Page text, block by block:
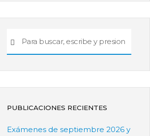
PUBLICACIONES RECIENTES
Exámenes de septiembre 2026 y